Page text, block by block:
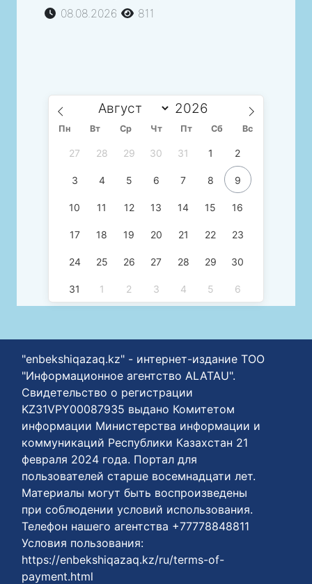
08.08.2026
811
Пн Вт Ср Чт Пт Сб Вс
27 28 29 30 31 1 2
3 4 5 6 7 8 9
10 11 12 13 14 15 16
17 18 19 20 21 22 23
24 25 26 27 28 29 30
31 1 2 3 4 5 6
"enbekshiqazaq.kz" - интернет-издание ТОО
"Информационное агентство ALATAU".
Свидетельство о регистрации
KZ31VPY00087935 выдано Комитетом
информации Министерства информации и
коммуникаций Республики Казахстан 21
февраля 2024 года. Портал для
пользователей старше восемнадцати лет.
Материалы могут быть воспроизведены
при соблюдении условий использования.
Телефон нашего агентства +77778848811
Условия пользования:
https://enbekshiqazaq.kz/ru/terms-of-
payment.html